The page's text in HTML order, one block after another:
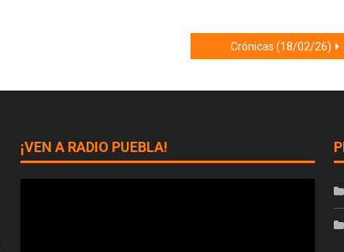
Crónicas (18/02/26)
¡VEN A RADIO PUEBLA!